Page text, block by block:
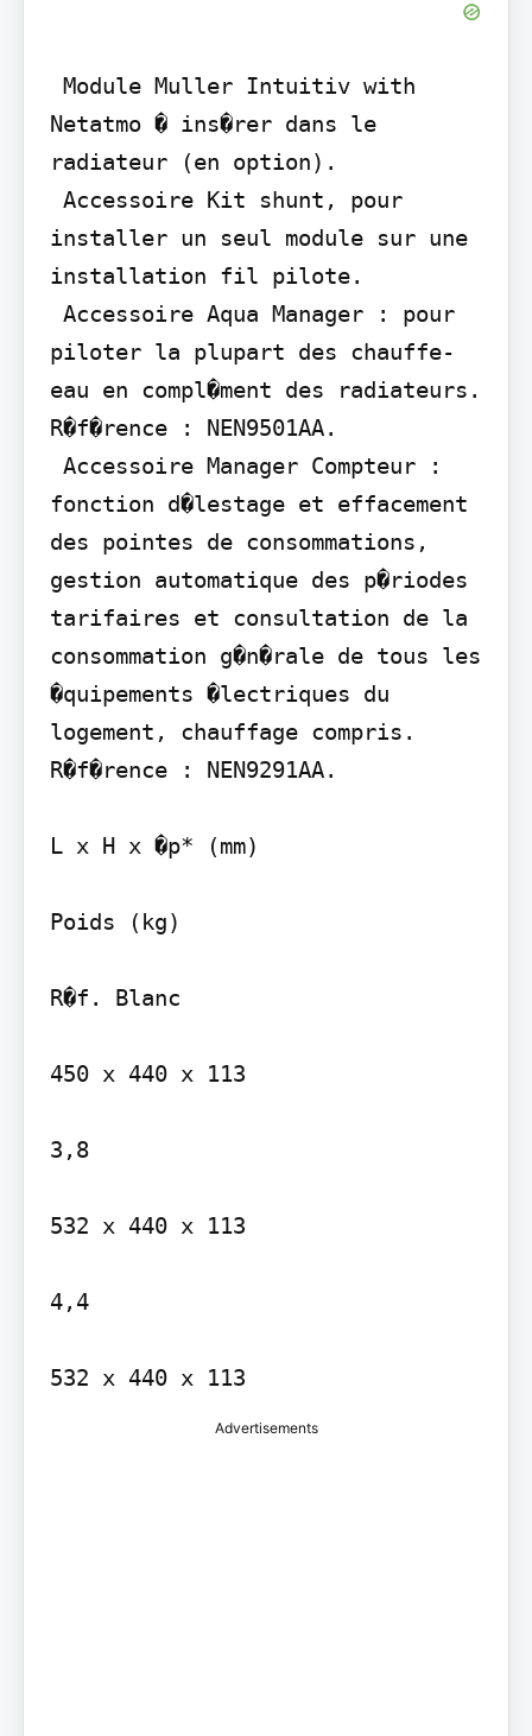
Netatmo � ins�rer dans le
radiateur (en option).
installer un seul module sur une
installation fil pilote.
piloter la plupart des chauffe-
eau en compl�ment des radiateurs.
R�f�rence : NEN9501AA.
fonction d�lestage et effacement
des pointes de consommations,
gestion automatique des p�riodes
tarifaires et consultation de la
consommation g�n�rale de tous les
�quipements �lectriques du
logement, chauffage compris.
R�f�rence : NEN9291AA.
L x H x �p* (mm)
Poids (kg)
R�f. Blanc
450 x 440 x 113
3,8
532 x 440 x 113
4,4
Advertisements